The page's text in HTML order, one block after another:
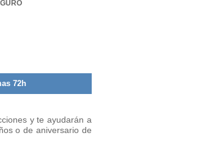
72h
y te ayudarán a
o de aniversario de